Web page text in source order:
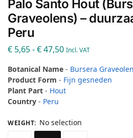
Palo Santo Hout
Graveolens) –
Peru
€ 5,65-€47,50 Incl. VAT
Botanical Name - Bursera
Product Form - Fijn gesneden
Plant Part - Hout
Country - Peru
WEIGHT: No selection